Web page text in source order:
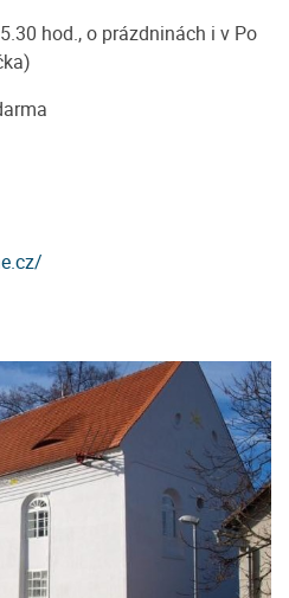
hod., o prázdninách i v Po